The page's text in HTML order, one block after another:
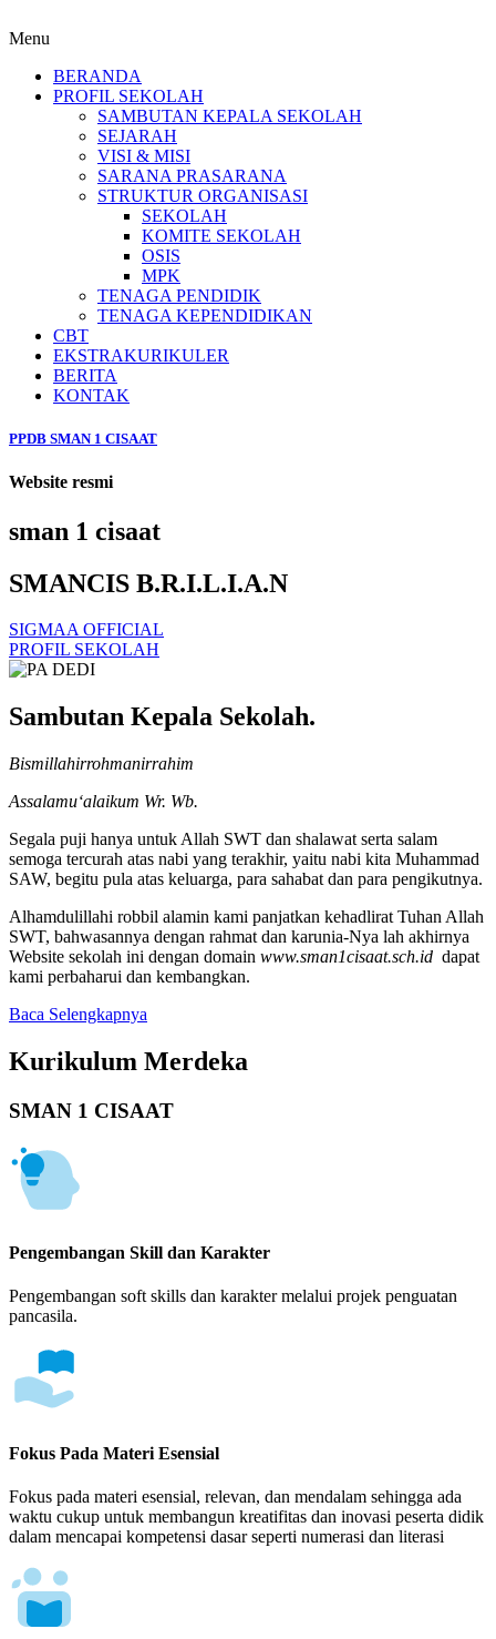
Menu
BERANDA
PROFIL SEKOLAH
SAMBUTAN KEPALA SEKOLAH
SEJARAH
VISI & MISI
SARANA PRASARANA
STRUKTUR ORGANISASI
SEKOLAH
KOMITE SEKOLAH
OSIS
MPK
TENAGA PENDIDIK
TENAGA KEPENDIDIKAN
CBT
EKSTRAKURIKULER
BERITA
KONTAK
PPDB SMAN 1 CISAAT
Website resmi
sman 1 cisaat
SMANCIS B.R.I.L.I.A.N
SIGMAA OFFICIAL
PROFIL SEKOLAH
Sambutan Kepala Sekolah.
Bismillahirrohmanirrahim
Assalamu‘alaikum Wr. Wb.
Segala puji hanya untuk Allah SWT dan shalawat serta salam
semoga tercurah atas nabi yang terakhir, yaitu nabi kita Muhammad
SAW, begitu pula atas keluarga, para sahabat dan para pengikutnya.
Alhamdulillahi robbil alamin kami panjatkan kehadlirat Tuhan Allah
SWT, bahwasannya dengan rahmat dan karunia-Nya lah akhirnya
Website sekolah ini dengan domain www.sman1cisaat.sch.id dapat
kami perbaharui dan kembangkan.
Baca Selengkapnya
Kurikulum Merdeka
SMAN 1 CISAAT
Pengembangan Skill dan Karakter
Pengembangan soft skills dan karakter melalui projek penguatan
pancasila.
Fokus Pada Materi Esensial
Fokus pada materi esensial, relevan, dan mendalam sehingga ada
waktu cukup untuk membangun kreatifitas dan inovasi peserta didik
dalam mencapai kompetensi dasar seperti numerasi dan literasi